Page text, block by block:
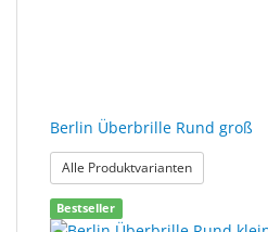
Berlin Überbrille Rund groß
Alle Produktvarianten: Berlin
Bestseller